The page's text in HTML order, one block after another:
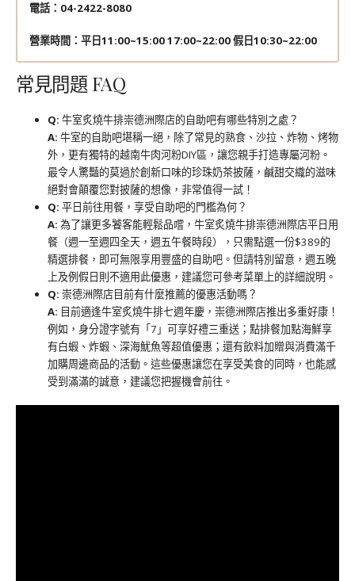
電話：04-2422-8080
營業時間：平日11:00~15:00 17:00~22:00假日10:30~22:00
常見問題 FAQ
Q: 牛室炙燒牛排崇德洲際店的自助吧有哪些特別之處？
A: 牛室的自助吧堪稱一絕，除了常見的熟食、沙拉、炸物、烤物
外，更有獨特的越南牛肉河粉DIY區，讓您親手打造專屬河粉。
最令人驚豔的莫過於創新口味的珍珠奶茶披薩，鹹甜交織的滋味
絕對會顛覆您對披薩的想像，非常值得一試！
Q: 平日前往用餐，享受自助吧的門檻為何？
A: 為了讓更多饕客能輕鬆品嚐，牛室炙燒牛排崇德洲際店平日用
餐（週一至週四全天，週五午餐時段），只需點選一份$389的
精選排餐，即可無限享用豐盛的自助吧。但請特別留意，週五晚
上及例假日則不適用此優惠，建議您可參考菜單上的詳細說明。
Q: 崇德洲際店目前有什麼推薦的優惠活動嗎？
A: 目前適逢牛室炙燒牛排七週年慶，崇德洲際店推出多重好康！
例如，身分證字號有「7」可享好禮三重送；點排餐加點海鮮享
有白蝦、炸蝦、深海魷魚等超值優惠；還有飲料加贈與消費滿千
加購周邊商品的活動。這些優惠讓您在享受美食的同時，也能感
受到滿滿的誠意，建議您把握機會前往。